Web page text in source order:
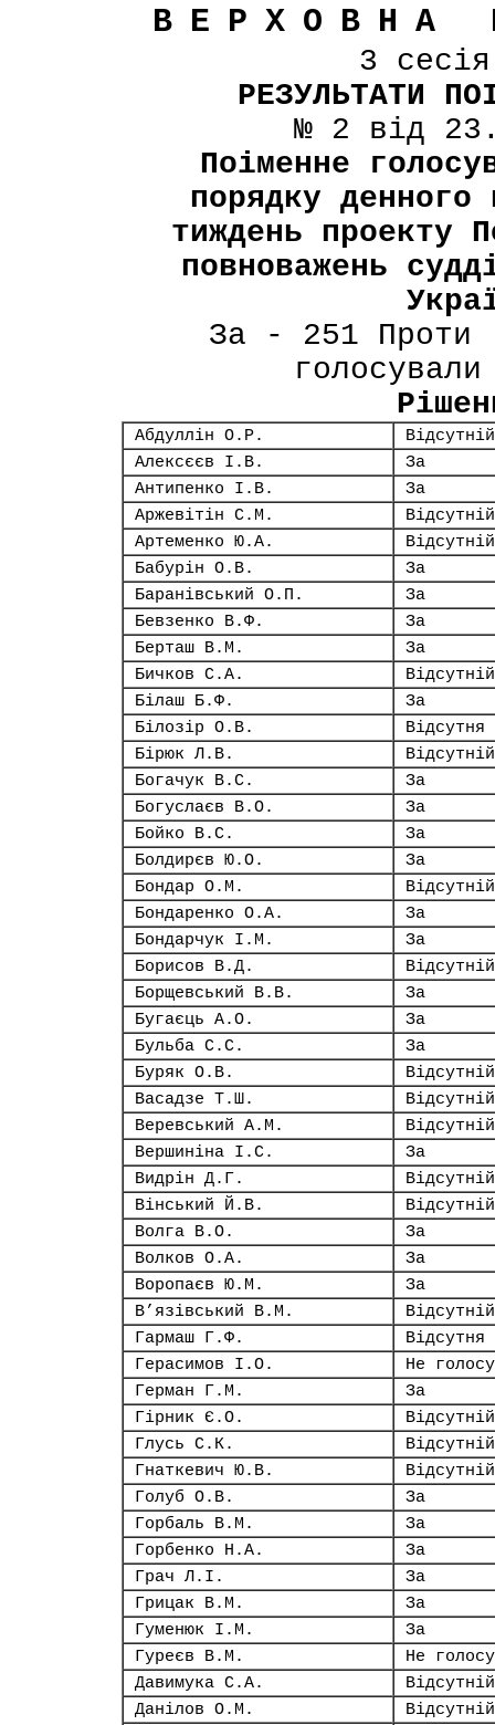
ВЕРХОВНА
3
РЕЗУЛЬТАТИ
№ 2 від
Поіменне
порядку денного
тиждень проекту
повноважень
За - 251 Проти
Абдуллін О.Р.
Відсутній
Алексєєв І.В.
За
Антипенко І.В.
За
Аржевітін С.М.
Відсутній
Артеменко Ю.А.
Відсутній
Бабурін О.В.
За
Баранівський О.П.
За
Бевзенко В.Ф.
За
Берташ В.М.
За
Бичков С.А.
Відсутній
Білаш Б.Ф.
За
Білозір О.В.
Відсутня
Бірюк Л.В.
Відсутній
Богачук В.С.
За
Богуслаєв В.О.
За
Бойко В.С.
За
Болдирєв Ю.О.
За
Бондар О.М.
Відсутній
Бондаренко О.А.
За
Бондарчук І.М.
За
Борисов В.Д.
Відсутній
Борщевський В.В.
За
Бугаєць А.О.
За
Бульба С.С.
За
Буряк О.В.
Відсутній
Васадзе Т.Ш.
Відсутній
Веревський А.М.
Відсутній
Вершиніна І.С.
За
Видрін Д.Г.
Відсутній
Вінський Й.В.
Відсутній
Волга В.О.
За
Волков О.А.
За
Воропаєв Ю.М.
За
В’язівський В.М.
Відсутній
Гармаш Г.Ф.
Відсутня
Герасимов І.О.
Не
Герман Г.М.
За
Гірник Є.О.
Відсутній
Глусь С.К.
Відсутній
Гнаткевич Ю.В.
Відсутній
Голуб О.В.
За
Горбаль В.М.
За
Горбенко Н.А.
За
Грач Л.І.
За
Грицак В.М.
За
Гуменюк І.М.
За
Гуреєв В.М.
Не
Давимука С.А.
Відсутній
Данілов О.М.
Відсутній